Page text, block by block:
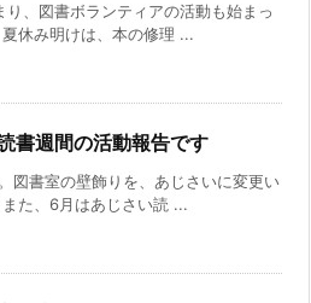
り、図書ボランティアの活動も始まっ
休み明けは、本の修理 ...
書週間の活動報告です
図書室の壁飾りを、あじさいに変更い
た、6月はあじさい読 ...